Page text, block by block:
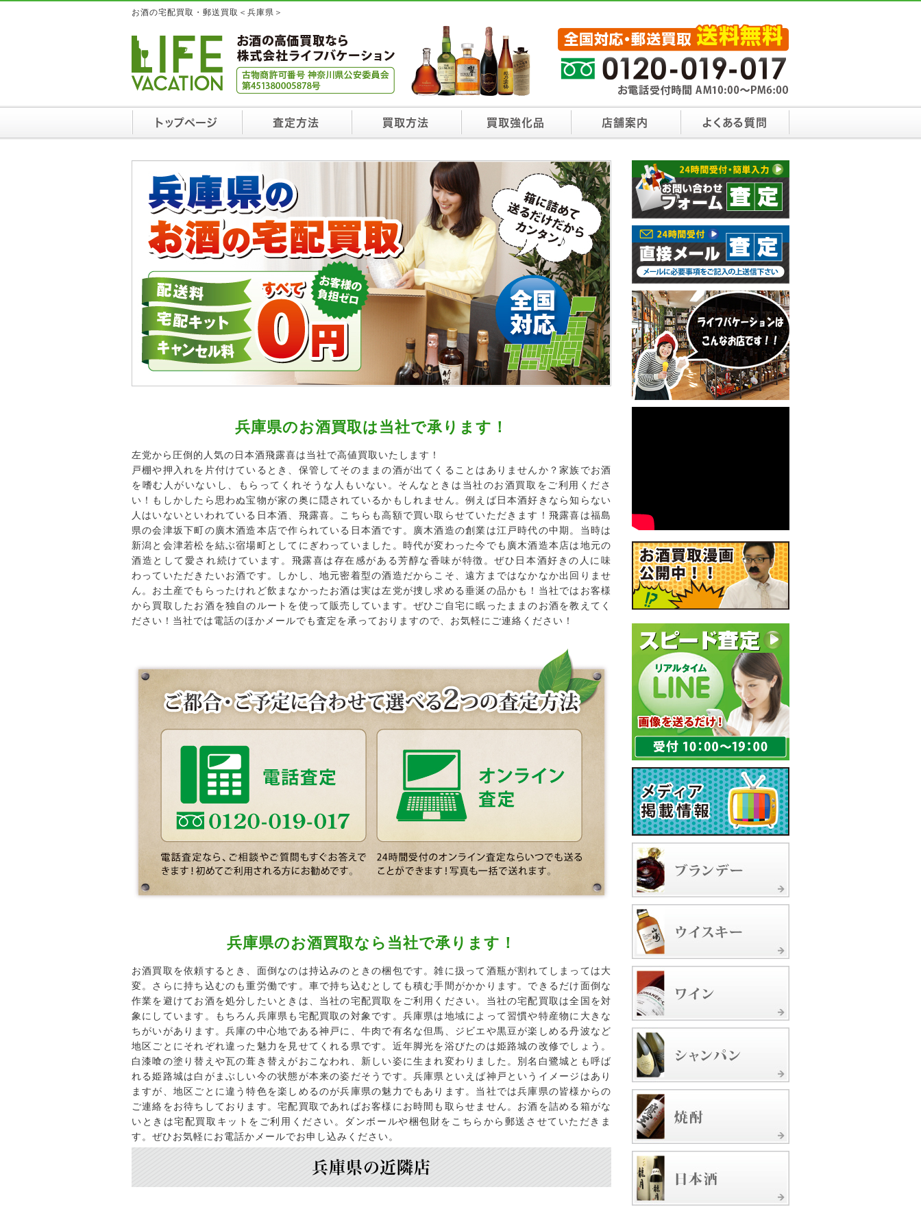
お酒の宅配買取・郵送買取＜兵庫県＞
トップページ 査定方法 買取方法 買取強化品 店舗案内 よくある質問
兵庫県のお酒買取は当社で承ります！
左党から圧倒的人気の日本酒飛露喜は当社で高値買取いたします！
戸棚や押入れを片付けているとき、保管してそのままの酒が出てくることはありませんか？家族でお酒
を嗜む人がいないし、もらってくれそうな人もいない。そんなときは当社のお酒買取をご利用くださ
い！もしかしたら思わぬ宝物が家の奥に隠されているかもしれません。例えば日本酒好きなら知らない
人はいないといわれている日本酒、飛露喜。こちらも高額で買い取らせていただきます！飛露喜は福島
県の会津坂下町の廣木酒造本店で作られている日本酒です。廣木酒造の創業は江戸時代の中期。当時は
新潟と会津若松を結ぶ宿場町としてにぎわっていました。時代が変わった今でも廣木酒造本店は地元の
酒造として愛され続けています。飛露喜は存在感がある芳醇な香味が特徴。ぜひ日本酒好きの人に味
わっていただきたいお酒です。しかし、地元密着型の酒造だからこそ、遠方まではなかなか出回りませ
ん。お土産でもらったけれど飲まなかったお酒は実は左党が捜し求める垂涎の品かも！当社ではお客様
から買取したお酒を独自のルートを使って販売しています。ぜひご自宅に眠ったままのお酒を教えてく
ださい！当社では電話のほかメールでも査定を承っておりますので、お気軽にご連絡ください！
兵庫県のお酒買取なら当社で承ります！
お酒買取を依頼するとき、面倒なのは持込みのときの梱包です。雑に扱って酒瓶が割れてしまっては大
変。さらに持ち込むのも重労働です。車で持ち込むとしても積む手間がかかります。できるだけ面倒な
作業を避けてお酒を処分したいときは、当社の宅配買取をご利用ください。当社の宅配買取は全国を対
象にしています。もちろん兵庫県も宅配買取の対象です。兵庫県は地域によって習慣や特産物に大きな
ちがいがあります。兵庫の中心地である神戸に、牛肉で有名な但馬、ジビエや黒豆が楽しめる丹波など
地区ごとにそれぞれ違った魅力を見せてくれる県です。近年脚光を浴びたのは姫路城の改修でしょう。
白漆喰の塗り替えや瓦の葺き替えがおこなわれ、新しい姿に生まれ変わりました。別名白鷺城とも呼ば
れる姫路城は白がまぶしい今の状態が本来の姿だそうです。兵庫県といえば神戸というイメージはあり
ますが、地区ごとに違う特色を楽しめるのが兵庫県の魅力でもあります。当社では兵庫県の皆様からの
ご連絡をお待ちしております。宅配買取であればお客様にお時間も取らせません。お酒を詰める箱がな
いときは宅配買取キットをご利用ください。ダンボールや梱包財をこちらから郵送させていただきま
す。ぜひお気軽にお電話かメールでお申し込みください。
兵庫県の近隣店